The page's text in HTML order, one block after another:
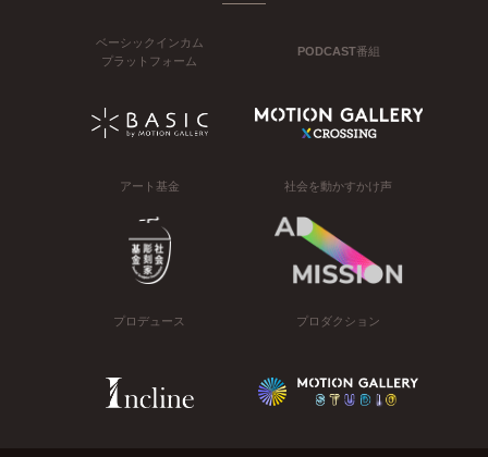
ベーシックインカム
プラットフォーム
PODCAST番組
アート基金 社会を動かすかけ声
プロデュース プロダクション